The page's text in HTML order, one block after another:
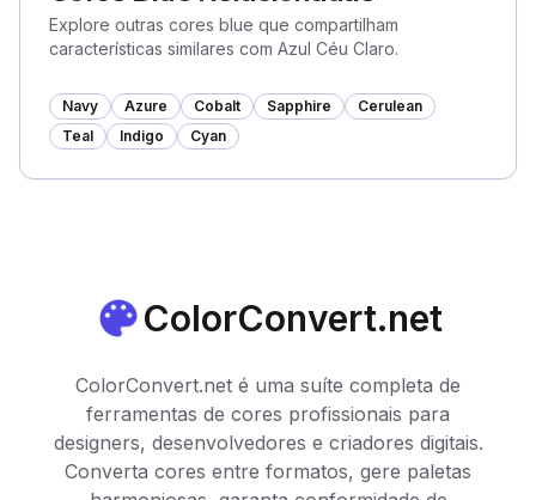
Explore outras cores blue que compartilham
características similares com Azul Céu Claro.
Navy Azure Cobalt Sapphire
Cerulean
Teal
Indigo Cyan
ColorConvert.net
ColorConvert.net é uma suíte completa de
ferramentas de cores profissionais para
designers, desenvolvedores e criadores digitais.
Converta cores entre formatos, gere paletas